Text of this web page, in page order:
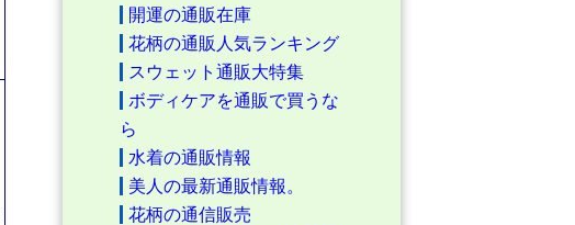
開運の通販在庫
花柄の通販人気ランキング
スウェット通販大特集
ボディケアを通販で買うな
ら
水着の通販情報
美人の最新通販情報。
花柄の通信販売